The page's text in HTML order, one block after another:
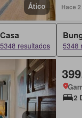
Ático Hace
Casa
5348 resultados 5348
2